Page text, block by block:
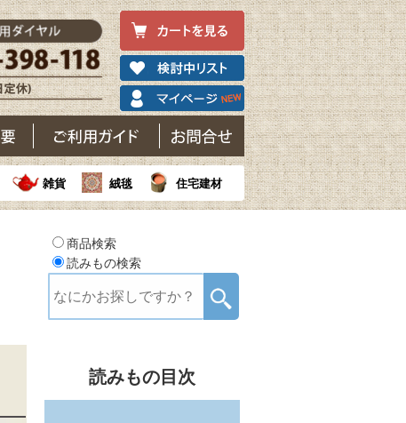
雑貨 絨毯 住宅建材
商品検索
読みもの検索
読みもの目次